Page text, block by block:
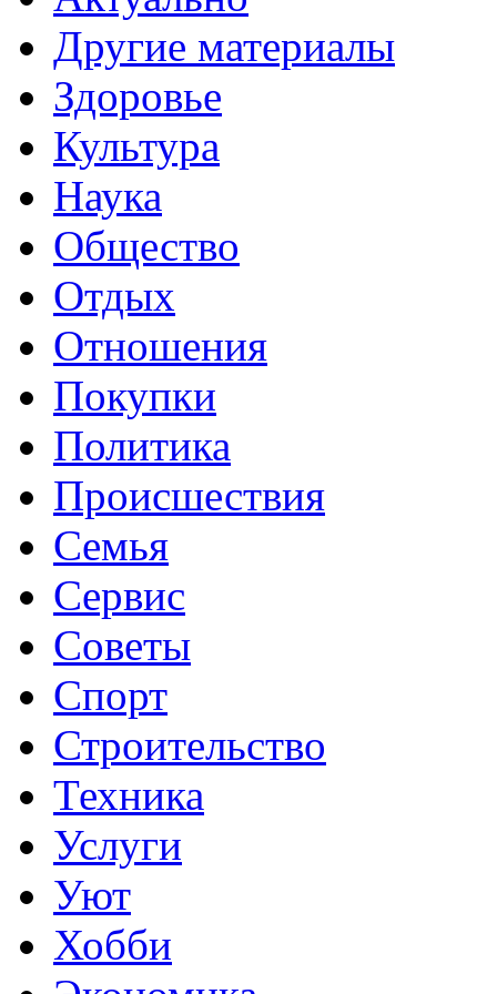
Другие материалы
Здоровье
Культура
Наука
Общество
Отдых
Отношения
Покупки
Политика
Происшествия
Семья
Сервис
Советы
Спорт
Строительство
Техника
Услуги
Уют
Хобби